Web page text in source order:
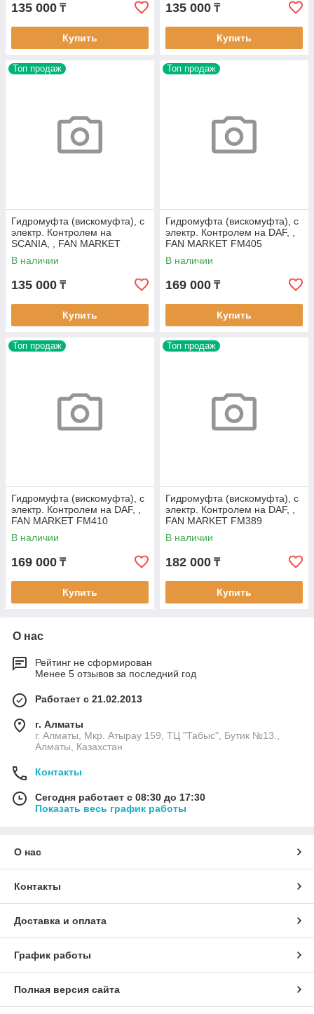
135 000 ₸
Купить
135 000 ₸
Купить
Топ продаж
Гидромуфта (вискомуфта), с
электр. Контролем на
SCANIA, , FAN MARKET
FM382
В наличии
135 000 ₸
Купить
Топ продаж
Гидромуфта (вискомуфта), с
электр. Контролем на DAF, ,
FAN MARKET FM405
В наличии
169 000 ₸
Купить
Топ продаж
Гидромуфта (вискомуфта), с
электр. Контролем на DAF, ,
FAN MARKET FM410
В наличии
169 000 ₸
Купить
Топ продаж
Гидромуфта (вискомуфта), с
электр. Контролем на DAF, ,
FAN MARKET FM389
В наличии
182 000 ₸
Купить
О нас
Рейтинг не сформирован
Менее 5 отзывов за последний год
Работает с 21.02.2013
г. Алматы
г. Алматы, Мкр. Атырау 159, ТЦ "Табыс", Бутик №13.,
Алматы, Казахстан
Контакты
Сегодня работает с 08:30 до 17:30
Показать весь график работы
О нас
Контакты
Доставка и оплата
График работы
Полная версия сайта